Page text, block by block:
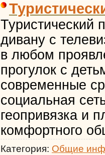
Туристический
дивану с
в любом
прогулок с
современные
социальная
геопривязка и
комфортного
Категория: Общие